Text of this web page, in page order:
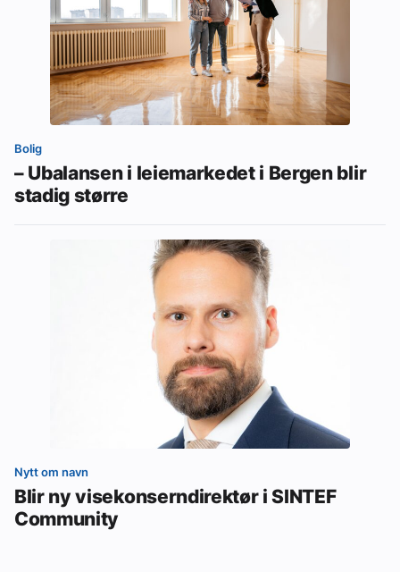
Bolig
– Ubalansen i leiemarkedet i Bergen blir
stadig større
Nytt om navn
Blir ny visekonserndirektør i SINTEF
Community